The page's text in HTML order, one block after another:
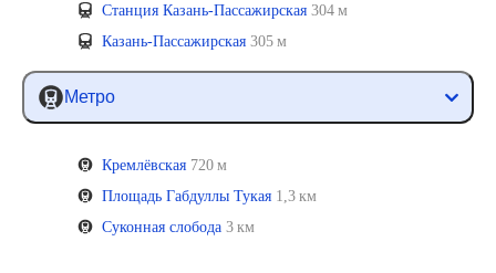
Станция Казань-Пассажирская 304 м
Казань-Пассажирская 305 м
Метро
Кремлёвская 720 м
Площадь Габдуллы Тукая 1,3 км
Суконная слобода 3 км